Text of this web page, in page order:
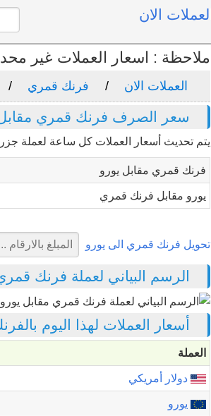
العملات الان
ملاحظة : اسعار العملات غير
العملات الان فرنك قمري
سعر الصرف فرنك قمري
يتم تحديث أسعار العملات كل ساعة لعملة
فرنك قمري مقابل يورو
يورو مقابل فرنك قمري
تحويل فرنك قمري الى يورو
الرسم البياني لعملة فرنك قمري
أسعار العملات لهذا اليوم
العملة
دولار أمريكي
يورو